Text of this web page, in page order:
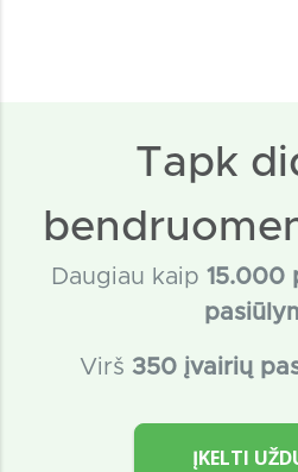
Tapk
Daugiau kaip 15.000
Virš 350 įvairių
ĮKELTI